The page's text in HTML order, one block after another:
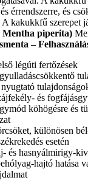
érrendszerre, és
kakukkfű szerepet
piperita)
–
légúti fertőzések
és
köhögésre és
különösen
esetén
és hasnyálmirigy-
hajtó hatása